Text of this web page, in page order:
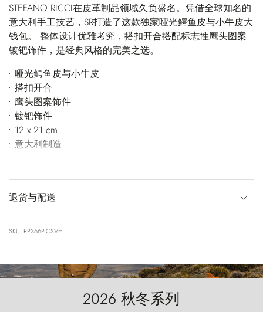
STEFANO RICCI在皮革制品领域久负盛名。凭借全球知名的
意大利手工技艺，SR打造了这款独家哑光鳄鱼皮与小牛皮大
钱包。 整体设计优雅考究，搭扣开合搭配标志性鹰头图案
镀钯饰件，是经典风格的完美之选。
哑光鳄鱼皮与小牛皮
搭扣开合
鹰头图案饰件
镀钯饰件
12 x 21 cm
意大利制造
退货与配送
SKU: PP366P-CSVH
2026 秋冬系列